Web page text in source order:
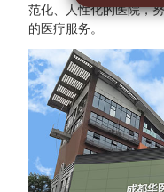
范化、人性化的医院，
的医疗服务。